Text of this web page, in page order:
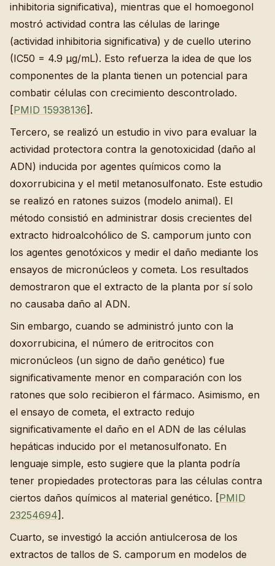
inhibitoria significativa), mientras que el homoegonol
mostró actividad contra las células de laringe
(actividad inhibitoria significativa) y de cuello uterino
(IC50 = 4.9 µg/mL). Esto refuerza la idea de que los
componentes de la planta tienen un potencial para
combatir células con crecimiento descontrolado.
[PMID 15938136].
Tercero, se realizó un estudio in vivo para evaluar la
actividad protectora contra la genotoxicidad (daño al
ADN) inducida por agentes químicos como la
doxorrubicina y el metil metanosulfonato. Este estudio
se realizó en ratones suizos (modelo animal). El
método consistió en administrar dosis crecientes del
extracto hidroalcohólico de S. camporum junto con
los agentes genotóxicos y medir el daño mediante los
ensayos de micronúcleos y cometa. Los resultados
demostraron que el extracto de la planta por sí solo
no causaba daño al ADN.
Sin embargo, cuando se administró junto con la
doxorrubicina, el número de eritrocitos con
micronúcleos (un signo de daño genético) fue
significativamente menor en comparación con los
ratones que solo recibieron el fármaco. Asimismo, en
el ensayo de cometa, el extracto redujo
significativamente el daño en el ADN de las células
hepáticas inducido por el metanosulfonato. En
lenguaje simple, esto sugiere que la planta podría
tener propiedades protectoras para las células contra
ciertos daños químicos al material genético. [PMID
23254694].
Cuarto, se investigó la acción antiulcerosa de los
extractos de tallos de S. camporum en modelos de